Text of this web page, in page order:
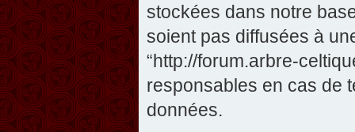
stockées dans notre
soient pas diffusées à
“http://forum.arbre-
responsables en cas de
données.